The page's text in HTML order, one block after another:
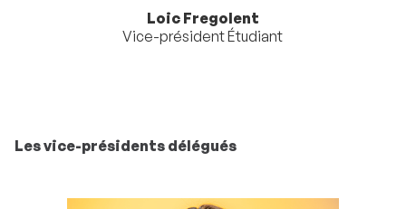
Loic Fregolent
Vice-président Étudiant
Les vice-présidents délégués